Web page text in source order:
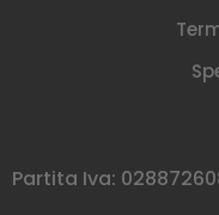
Partita Iva: